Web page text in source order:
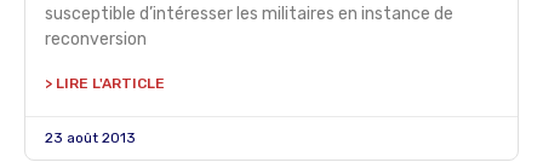
susceptible d’intéresser les militaires en instance de
reconversion
> LIRE L'ARTICLE
23 août 2013